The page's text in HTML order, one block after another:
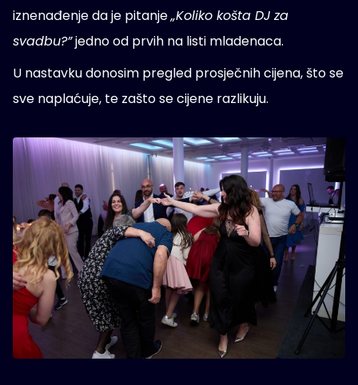
iznenađenje da je pitanje„Koliko košta DJ za
svadbu?”jedno od prvih na listi mladenaca.
U nastavku donosim pregled prosječnih cijena, što se
sve naplaćuje, te zašto se cijene razlikuju.